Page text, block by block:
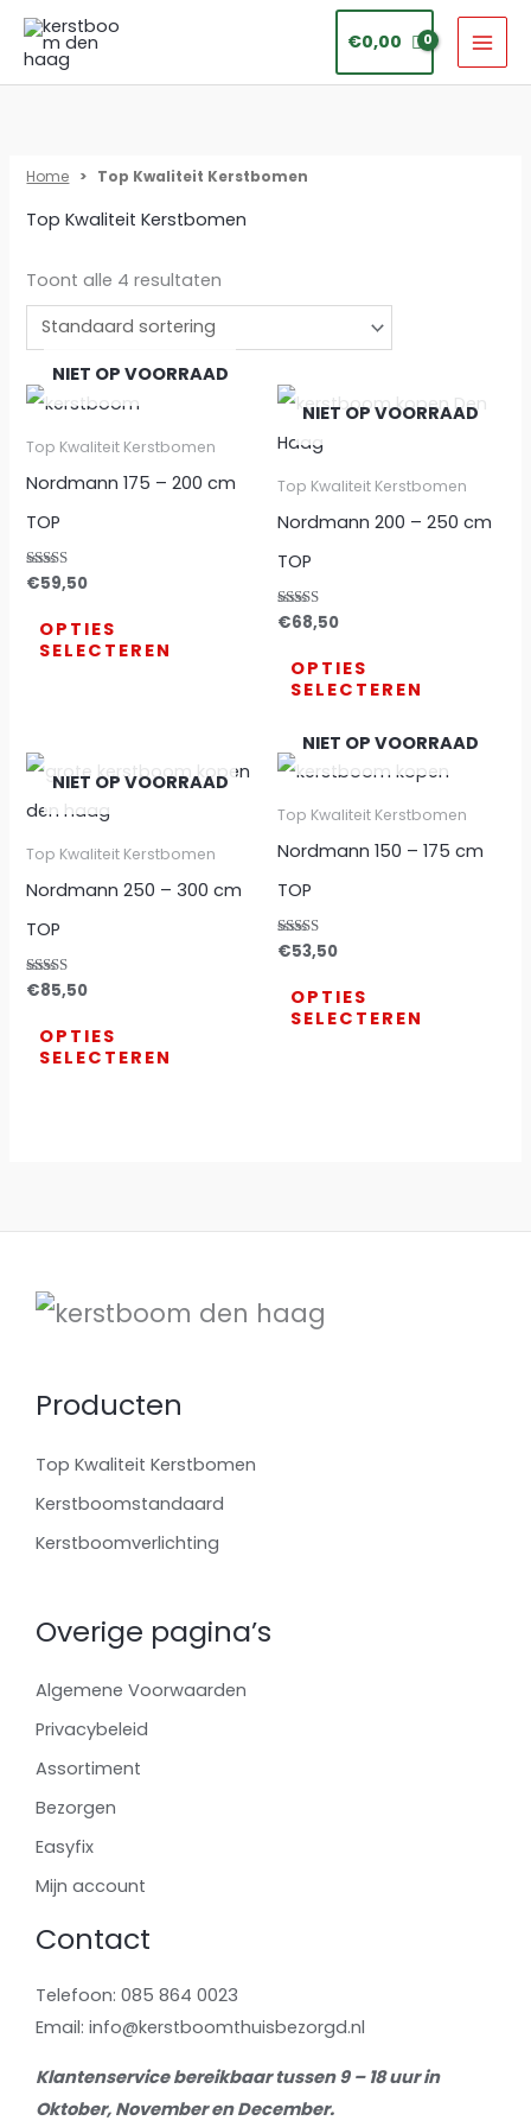
Ga
naar
de
€0,00
Home > Top Kwaliteit Kerstbomen
Top Kwaliteit Kerstbomen
Toont alle 4 resultaten
NIET OP VOORRAAD
Top Kwaliteit Kerstbomen
Nordmann 175 – 200 cm
TOP
Gewaardeerd
4.93
€59,50
OPTIES
SELECTEREN
NIET OP VOORRAAD
Top Kwaliteit Kerstbomen
Nordmann 200 – 250 cm
TOP
Gewaardeerd
5.00
€68,50
OPTIES
SELECTEREN
NIET OP VOORRAAD
Top Kwaliteit Kerstbomen
Nordmann 250 – 300 cm
TOP
Gewaardeerd
€85,50
OPTIES
SELECTEREN
NIET OP VOORRAAD
Top Kwaliteit Kerstbomen
Nordmann 150 – 175 cm
TOP
Gewaardeerd
€53,50
OPTIES
SELECTEREN
Producten
Top Kwaliteit Kerstbomen
Kerstboomstandaard
Kerstboomverlichting
Overige pagina’s
Algemene Voorwaarden
Privacybeleid
Assortiment
Bezorgen
Easyfix
Mijn account
Contact
Telefoon: 085 864 0023
Email: info@kerstboomthuisbezorgd.nl
Klantenservice bereikbaar tussen 9 – 18 uur in
Oktober, November en December.